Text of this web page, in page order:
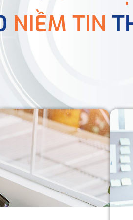
NIỀM TIN